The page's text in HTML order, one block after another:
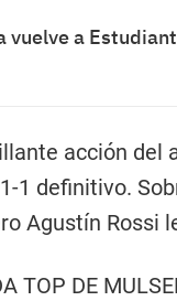
vuelve a
acción del
1 definitivo.
Agustín Rossi
TOP DE